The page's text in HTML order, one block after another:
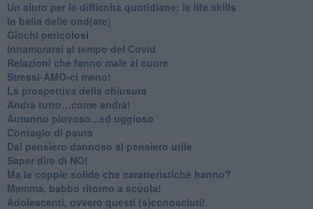
Un aiuto per le difficoltà quotidiane: le life skills
​In balia delle ond(ate)
Giochi pericolosi
Innamorarsi al tempo del Covid
​Relazioni che fanno male al cuore
​Stressi-AMO-ci meno!
​La prospettiva della chiusura
​Andrà tutto…come andrà!
Autunno piovoso...ed uggioso
​Contagio di paura
​Dal pensiero dannoso al pensiero utile
​Saper dire di NO!
​Ma le coppie solide che caratteristiche hanno?
​Mamma, babbo ritorno a scuola!
Adolescenti, ovvero questi (s)conosciuti!